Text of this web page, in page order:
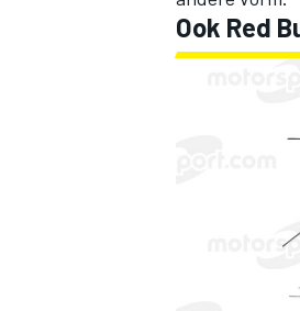
MEER
Ook Red